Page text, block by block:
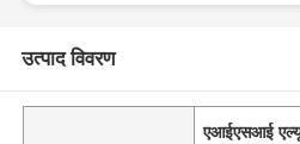
उत्पाद विवरण
एआईएसआई